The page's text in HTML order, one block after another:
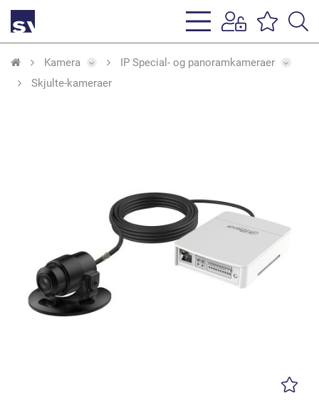
Kamera
IP Special- og panoramkameraer
Skjulte-kameraer